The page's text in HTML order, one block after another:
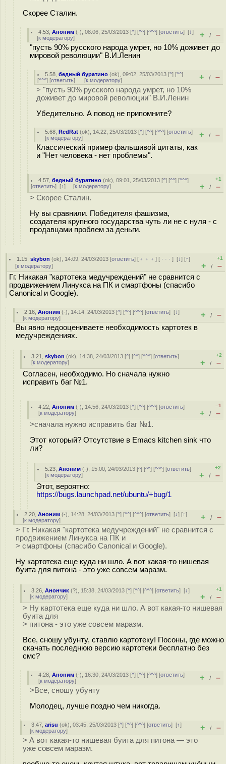
Скорее Сталин.
4.53 ,Аноним (-), 08:06, 25/03/2013 [^] [^^] [^^^] [ответить][↓]
[к модератору] + / –
"пусть 90% русского народа умрет, но 10% доживет до
мировой революции" В.И.Ленин
5.58 ,бедный буратино (ok), 09:02, 25/03/2013 [^] [^^]
[^^^] [ответить] [к модератору] + / –
> "пусть 90% русского народа умрет, но 10%
доживет до мировой революции" В.И.Ленин
Убедительно. А повод не припомните?
5.68 ,RedRat (ok), 14:22, 25/03/2013 [^] [^^] [^^^] [ответить]
[к модератору] + / –
Классический пример фальшивой цитаты, как
и "Нет человека - нет проблемы".
4.57 ,бедный буратино (ok), 09:01, 25/03/2013 [^] [^^] [^^^]
[ответить] [↑] [к модератору]
+1
+ / –
> Скорее Сталин.
Ну вы сравнили. Победителя фашизма,
создателя крупного государства чуть ли не с нуля - с
продавцами проблем за деньги.
1.15 ,skybon (ok), 14:09, 24/03/2013 [ответить] [ ﹢﹢﹢] [ · · ·][↓] [↑]
[к модератору]
+1
+ / –
Гг. Никакая "картотека медучреждений" не сравнится с
продвижением Линукса на ПК и смартфоны (спасибо
Canonical и Google).
2.16 ,Аноним (-), 14:14, 24/03/2013 [^] [^^] [^^^] [ответить][↓]
[к модератору] + / –
Вы явно недооцениваете необходимость картотек в
медучреждениях.
3.21 ,skybon (ok), 14:38, 24/03/2013 [^] [^^] [^^^] [ответить]
[к модератору]
+2
+ / –
Согласен, необходимо. Но сначала нужно
исправить баг №1.
4.22 ,Аноним (-), 14:56, 24/03/2013 [^] [^^] [^^^] [ответить]
[к модератору]
–1
+ / –
>сначала нужно исправить баг №1.
Этот который? Отсутствие в Emacs kitchen sink что
ли?
5.23 ,Аноним (-), 15:00, 24/03/2013 [^] [^^] [^^^] [ответить]
[к модератору]
+2
+ / –
Этот, вероятно:
https://bugs.launchpad.net/ubuntu/+bug/1
2.20 ,Аноним (-), 14:28, 24/03/2013 [^] [^^] [^^^] [ответить][↓] [↑]
[к модератору] + / –
> Гг. Никакая "картотека медучреждений" не сравнится с
продвижением Линукса на ПК и
> смартфоны (спасибо Canonical и Google).
Ну картотека еще куда ни шло. А вот какая-то нишевая
буита для питона - это уже совсем маразм.
3.26 ,Анончик (?), 15:38, 24/03/2013 [^] [^^] [^^^] [ответить][↓]
[к модератору]
+1
+ / –
> Ну картотека еще куда ни шло. А вот какая-то нишевая
буита для
> питона - это уже совсем маразм.
Все, сношу убунту, ставлю картотеку! Посоны, где можно
скачать последнюю версию картотеки бесплатно без
смс?
4.28 ,Аноним (-), 16:30, 24/03/2013 [^] [^^] [^^^] [ответить]
[к модератору] + / –
>Все, сношу убунту
Молодец, лучше поздно чем никогда.
3.47 ,arisu (ok), 03:45, 25/03/2013 [^] [^^] [^^^] [ответить][↑]
[к модератору] + / –
> А вот какая-то нишевая буита для питона — это
уже совсем маразм.